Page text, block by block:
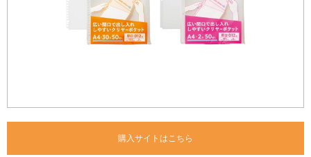
購入サイトはこちら